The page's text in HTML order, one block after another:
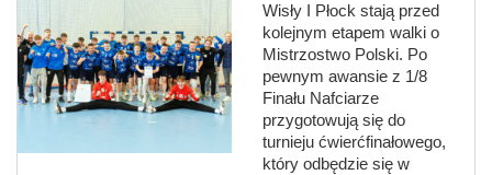
Wisły I Płock stają przed
kolejnym etapem walki o
Mistrzostwo Polski. Po
pewnym awansie z 1/8
Finału Nafciarze
przygotowują się do
turnieju ćwierćfinałowego,
który odbędzie się w